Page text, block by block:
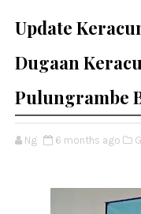
Update
Dugaan
Pulungrambe
Ng 6 months ago